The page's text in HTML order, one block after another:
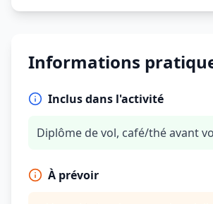
Informations
Inclus dans l'activité
Diplôme de vol, café/thé avant
À prévoir